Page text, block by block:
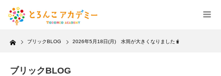
Home ブリックBLOG 2026年5月18日(月) 水筒が大きくなりました🧋
ブリックBLOG